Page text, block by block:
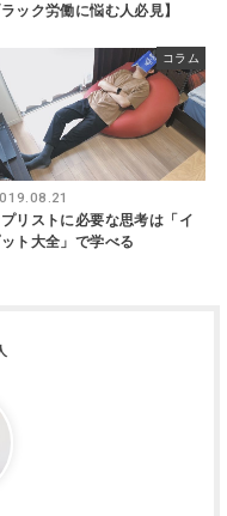
ラック労働に悩む人必見】
コラム
リストに必要な思考は「イ
ト大全」で学べる